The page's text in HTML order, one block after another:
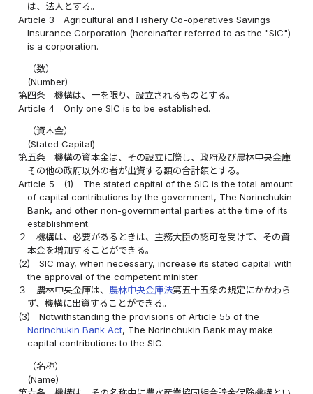
は、法人とする。
Article 3
Agricultural and Fishery Co-operatives Savings
Insurance Corporation (hereinafter referred to as the "SIC")
is a corporation.
（数）
(Number)
第四条
機構は、一を限り、設立されるものとする。
Article 4
Only one SIC is to be established.
（資本金）
(Stated Capital)
第五条
機構の資本金は、その設立に際し、政府及び農林中央金庫
その他の政府以外の者が出資する額の合計額とする。
Article 5
(1)
The stated capital of the SIC is the total amount
of capital contributions by the government, The Norinchukin
Bank, and other non-governmental parties at the time of its
establishment.
２
機構は、必要があるときは、主務大臣の認可を受けて、その資
本金を増加することができる。
(2)
SIC may, when necessary, increase its stated capital with
the approval of the competent minister.
３
農林中央金庫は、 農林中央金庫法第五十五条の規定にかかわら
ず、機構に出資することができる。
(3)
Notwithstanding the provisions of Article 55 of the
Norinchukin Bank Act, The Norinchukin Bank may make
capital contributions to the SIC.
（名称）
(Name)